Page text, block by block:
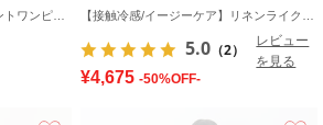
5.0 （2）
レビュー
を見る
¥4,675 -50%OFF-